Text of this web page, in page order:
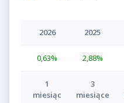
2026 2025
0,63% 2,88%
1
miesiąc
3
miesiące